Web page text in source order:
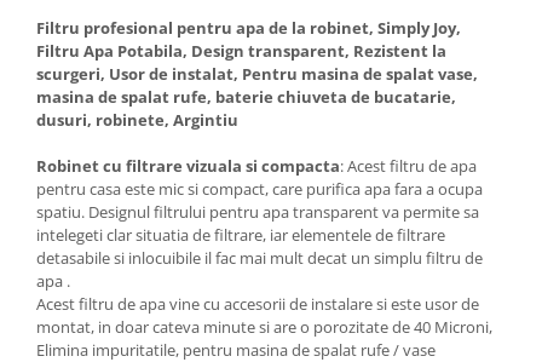
Filtru profesional pentru apa de la robinet, Simply Joy,
Filtru Apa Potabila, Design transparent, Rezistent la
scurgeri, Usor de instalat, Pentru masina de spalat vase,
masina de spalat rufe, baterie chiuveta de bucatarie,
dusuri, robinete, Argintiu
Robinet cu filtrare vizuala si compacta: Acest filtru de apa
pentru casa este mic si compact, care purifica apa fara a ocupa
spatiu. Designul filtrului pentru apa transparent va permite sa
intelegeti clar situatia de filtrare, iar elementele de filtrare
detasabile si inlocuibile il fac mai mult decat un simplu filtru de
apa .
Acest filtru de apa vine cu accesorii de instalare si este usor de
montat, in doar cateva minute si are o porozitate de 40 Microni,
Elimina impuritatile, pentru masina de spalat rufe / vase